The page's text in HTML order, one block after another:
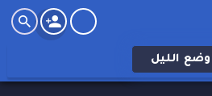
وضع الليل